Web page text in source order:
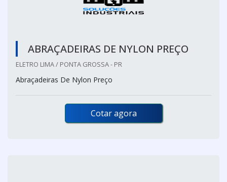
ABRAÇADEIRAS DE NYLON PREÇO
ELETRO LIMA / PONTA GROSSA - PR
Abraçadeiras De Nylon Preço
Cotar agora